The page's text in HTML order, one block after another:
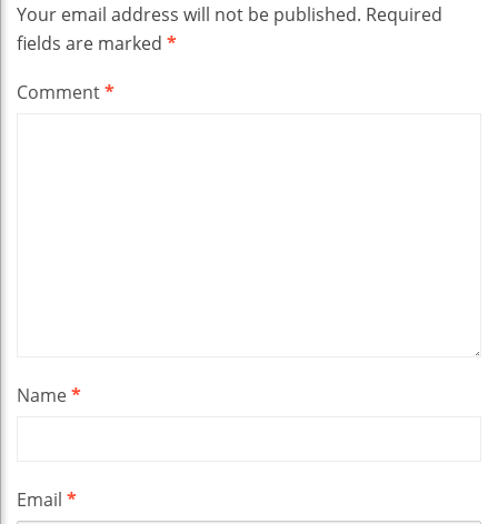
Your email address will not be published. Required
fields are marked *
Comment*
Name*
Email *